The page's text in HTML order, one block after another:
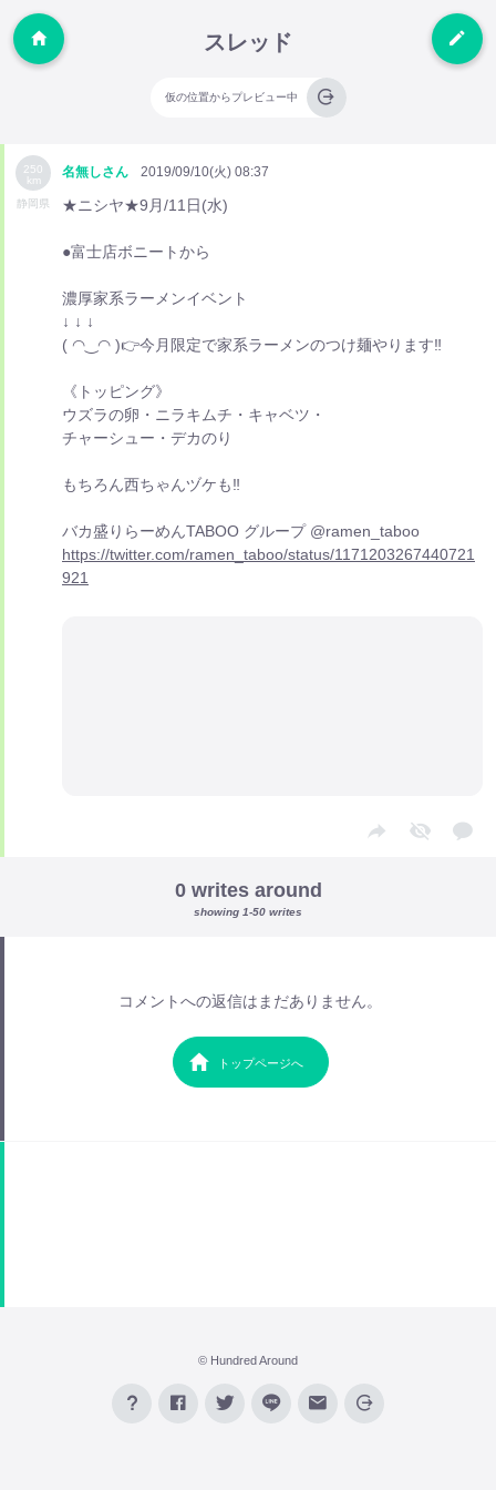
スレッド
仮の位置からプレビュー中
250
km
静岡県
名無しさん 2019/09/10(火) 08:37
★ニシヤ★9月/11日(水)
●富士店ボニートから
濃厚家系ラーメンイベント
↓ ↓ ↓
( ◠‿◠ )👉今月限定で家系ラーメンのつけ麺やります‼️
《トッピング》
ウズラの卵・ニラキムチ・キャベツ・
チャーシュー・デカのり
もちろん西ちゃんヅケも‼️
バカ盛りらーめんTABOO グループ @ramen_taboo
https://twitter.com/ramen_taboo/status/1171203267440721
921
0 writes around
showing 1-50 writes
コメントへの返信はまだありません。
トップページへ
© Hundred Around